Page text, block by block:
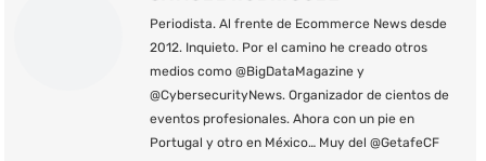
Periodista. Al frente de Ecommerce News desde
2012. Inquieto. Por el camino he creado otros
medios como @BigDataMagazine y
@CybersecurityNews. Organizador de cientos de
eventos profesionales. Ahora con un pie en
Portugal y otro en México… Muy del @GetafeCF